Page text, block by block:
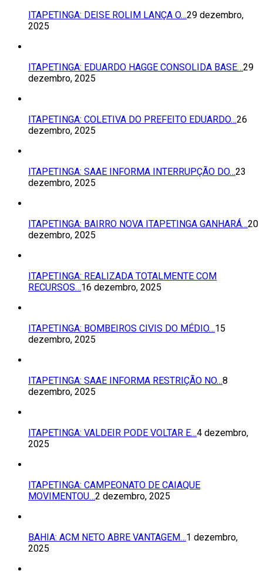
ITAPETINGA: DEISE ROLIM LANÇA O…29 dezembro,
2025
ITAPETINGA: EDUARDO HAGGE CONSOLIDA BASE…29
dezembro, 2025
ITAPETINGA: COLETIVA DO PREFEITO EDUARDO…26
dezembro, 2025
ITAPETINGA: SAAE INFORMA INTERRUPÇÃO DO…23
dezembro, 2025
ITAPETINGA: BAIRRO NOVA ITAPETINGA GANHARÁ…20
dezembro, 2025
ITAPETINGA: REALIZADA TOTALMENTE COM
RECURSOS…16 dezembro, 2025
ITAPETINGA: BOMBEIROS CIVIS DO MÉDIO…15
dezembro, 2025
ITAPETINGA: SAAE INFORMA RESTRIÇÃO NO…8
dezembro, 2025
ITAPETINGA: VALDEIR PODE VOLTAR E…4 dezembro,
2025
ITAPETINGA: CAMPEONATO DE CAIAQUE
MOVIMENTOU…2 dezembro, 2025
BAHIA: ACM NETO ABRE VANTAGEM…1 dezembro,
2025